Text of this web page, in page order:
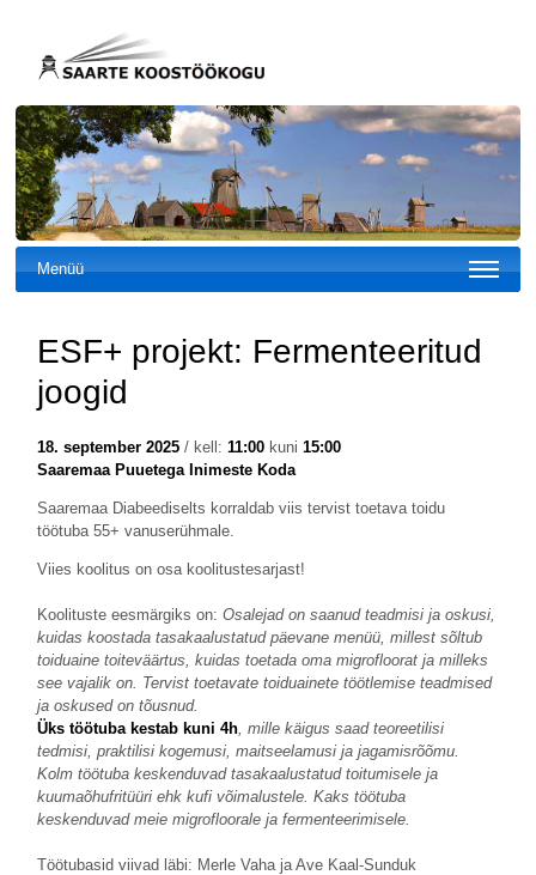
Menüü
ESF+ projekt: Fermenteeritud
joogid
18. september 2025/ kell: 11:00kuni 15:00
Saaremaa Puuetega Inimeste Koda
Saaremaa Diabeediselts korraldab viis tervist toetava toidu
töötuba 55+ vanuserühmale.
Viies koolitus on osa koolitustesarjast!
Koolituste eesmärgiks on: Osalejad on saanud teadmisi ja oskusi,
kuidas koostada tasakaalustatud päevane menüü, millest sõltub
toiduaine toiteväärtus, kuidas toetada oma migrofloorat ja milleks
see vajalik on. Tervist toetavate toiduainete töötlemise teadmised
ja oskused on tõusnud.
Üks töötuba kestab kuni 4h, mille käigus saad teoreetilisi
tedmisi, praktilisi kogemusi, maitseelamusi ja jagamisrõõmu.
Kolm töötuba keskenduvad tasakaalustatud toitumisele ja
kuumaõhufritüüri ehk kufi võimalustele. Kaks töötuba
keskenduvad meie migrofloorale ja fermenteerimisele.
Töötubasid viivad läbi: Merle Vaha ja Ave Kaal-Sunduk